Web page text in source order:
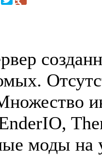
моды на